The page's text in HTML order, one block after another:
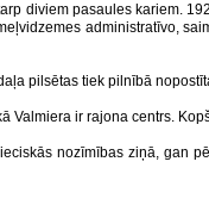
diviem pasaules kariem.
administratīvo,
pilsētas tiek pilnībā
Valmiera ir rajona centrs.
nozīmības ziņā, gan